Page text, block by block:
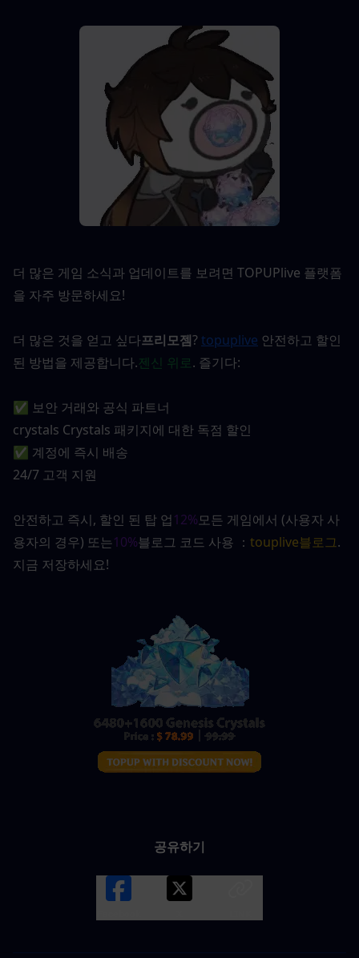
더 많은 게임 소식과 업데이트를 보려면 TOPUPlive 플랫폼
을 자주 방문하세요!
더 많은 것을 얻고 싶다프리모젬?topuplive 안전하고 할인
된 방법을 제공합니다.젠신 위로. 즐기다:
✅ 보안 거래와 공식 파트너
crystals Crystals 패키지에 대한 독점 할인
✅ 계정에 즉시 배송
24/7 고객 지원
안전하고 즉시, 할인 된 탑 업12%모든 게임에서 (사용자 사
용자의 경우) 또는10%블로그 코드 사용 ： touplive블로그.
지금 저장하세요!
공유하기